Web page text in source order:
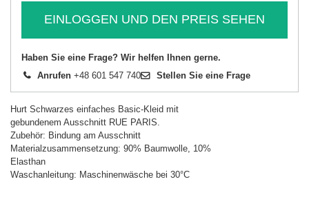
EINLOGGEN UND DEN PREIS SEHEN
Haben Sie eine Frage? Wir helfen Ihnen gerne.
Anrufen +48 601 547 740 Stellen Sie eine Frage
Hurt Schwarzes einfaches Basic-Kleid mit
gebundenem Ausschnitt RUE PARIS.
Zubehör: Bindung am Ausschnitt
Materialzusammensetzung: 90% Baumwolle, 10%
Elasthan
Waschanleitung: Maschinenwäsche bei 30°C